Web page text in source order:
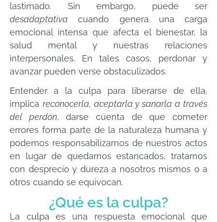
lastimado. Sin embargo, puede ser
desadaptativa cuando genera una carga
emocional intensa que afecta el bienestar, la
salud mental y nuestras relaciones
interpersonales. En tales casos, perdonar y
avanzar pueden verse obstaculizados.
Entender a la culpa para liberarse de ella,
implica reconocerla, aceptarla y sanarla a través
del perdón, darse cuenta de que cometer
errores forma parte de la naturaleza humana y
podemos responsabilizarnos de nuestros actos
en lugar de quedarnos estancados, tratarnos
con desprecio y dureza a nosotros mismos o a
otros cuando se equivocan.
¿Qué es la culpa?
La culpa es una respuesta emocional que